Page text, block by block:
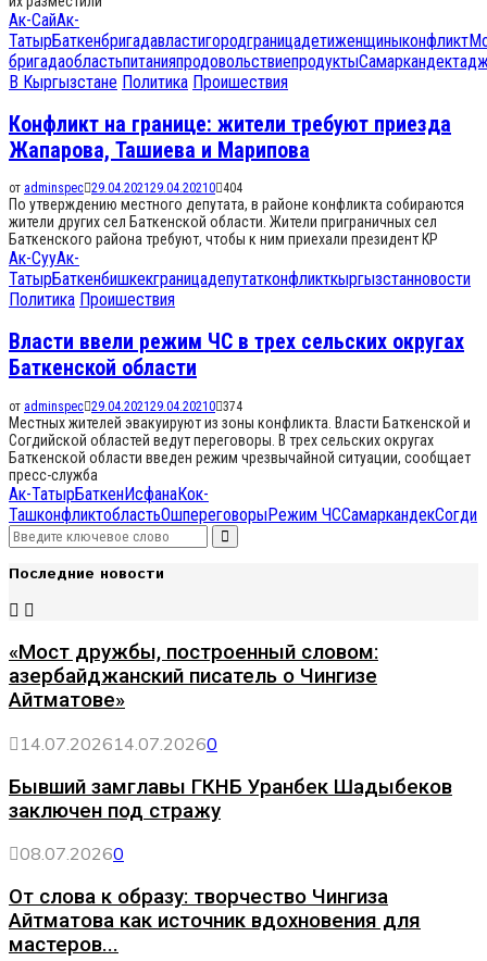
Ак-СайАк-
ТатырБаткенбригадавластигородграницадетиженщиныконфликт
бригадаобластьпитанияпродовольствиепродуктыСамаркандек
В Кыргызстане Политика Проишествия
Конфликт на границе: жители требуют приезда
Жапарова, Ташиева и Марипова
от adminspec 29.04.202129.04.20210 404
По утверждению местного депутата, в районе конфликта собираются
жители других сел Баткенской области. Жители приграничных сел
Баткенского района требуют, чтобы к ним приехали президент КР
Ак-СууАк-
ТатырБаткенбишкекграницадепутатконфликткыргызстанновости
Политика Проишествия
Власти ввели режим ЧС в трех сельских округах
Баткенской области
от adminspec 29.04.202129.04.20210 374
Местных жителей эвакуируют из зоны конфликта. Власти Баткенской и
Согдийской областей ведут переговоры. В трех сельских округах
Баткенской области введен режим чрезвычайной ситуации, сообщает
пресс-служба
Ак-ТатырБаткенИсфанаКок-
ТашконфликтобластьОшпереговорыРежим ЧССамаркандекСогди
Search
for:
Search
Последние новости
«Мост дружбы, построенный словом:
азербайджанский писатель о Чингизе
Айтматове»
14.07.202614.07.20260
Бывший замглавы ГКНБ Уранбек Шадыбеков
заключен под стражу
08.07.20260
От слова к образу: творчество Чингиза
Айтматова как источник вдохновения для
мастеров...